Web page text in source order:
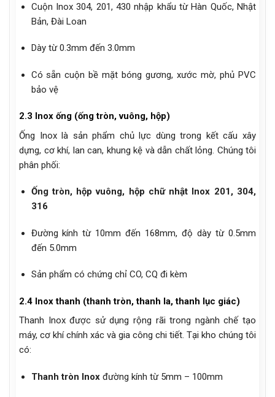
Cuộn Inox 304, 201, 430 nhập khẩu từ Hàn Quốc, Nhật
Bản, Đài Loan
Dày từ 0.3mm đến 3.0mm
Có sẵn cuộn bề mặt bóng gương, xước mờ, phủ PVC
bảo vệ
2.3 Inox ống (ống tròn, vuông, hộp)
Ống Inox là sản phẩm chủ lực dùng trong kết cấu xây
dựng, cơ khí, lan can, khung kệ và dẫn chất lỏng. Chúng tôi
phân phối:
Ống tròn, hộp vuông, hộp chữ nhật Inox 201, 304,
316
Đường kính từ 10mm đến 168mm, độ dày từ 0.5mm
đến 5.0mm
Sản phẩm có chứng chỉ CO, CQ đi kèm
2.4 Inox thanh (thanh tròn, thanh la, thanh lục giác)
Thanh Inox được sử dụng rộng rãi trong ngành chế tạo
máy, cơ khí chính xác và gia công chi tiết. Tại kho chúng tôi
có:
Thanh tròn Inoxđường kính từ 5mm – 100mm